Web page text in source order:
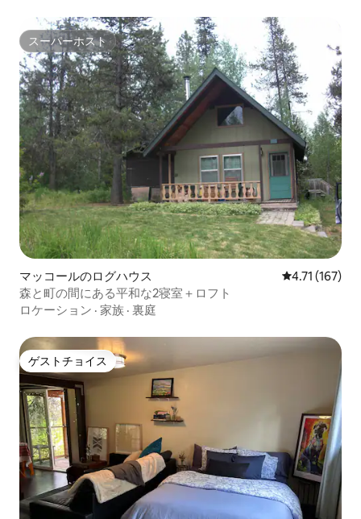
スーパーホスト
スーパーホスト
マッコールのログハウス レビュー167
4.71 (167)
森と町の間にある平和な2寝室＋ロフト
ロケーション · 家族 · 裏庭
ゲストチョイス
ゲストチョイス